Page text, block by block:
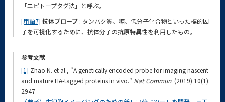
「エピトープタグ法」と呼ぶ。
[用語7] 抗体プローブ : タンパク質、糖、低分子化合物といった標的因
子を可視化するために、抗体分子の抗原特異性を利用したもの。
参考文献
[1] Zhao N. et al., "A genetically encoded probe for imaging nascent
and mature HA-tagged proteins in vivo." Nat Commun. (2019) 10(1):
2947